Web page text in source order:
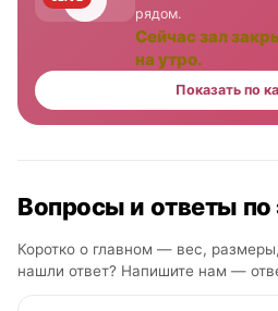
рядом.
Сейчас зал
на утро.
Показать по
Вопросы и ответы по
Коротко о главном — вес,
нашли ответ? Напишите нам —